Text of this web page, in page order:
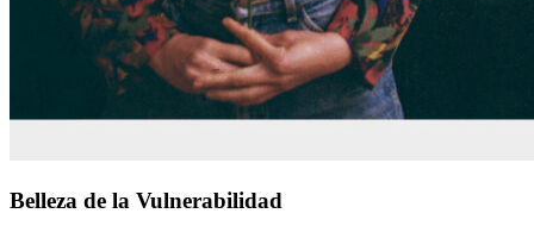
Belleza
Belleza de la Vulnerabilidad